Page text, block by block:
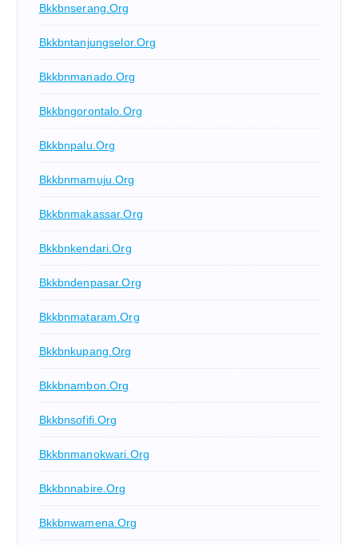
Bkkbnserang.org
Bkkbntanjungselor.org
Bkkbnmanado.org
Bkkbngorontalo.org
Bkkbnpalu.org
Bkkbnmamuju.org
Bkkbnmakassar.org
Bkkbnkendari.org
Bkkbndenpasar.org
Bkkbnmataram.org
Bkkbnkupang.org
Bkkbnambon.org
Bkkbnsofifi.org
Bkkbnmanokwari.org
Bkkbnnabire.org
Bkkbnwamena.org